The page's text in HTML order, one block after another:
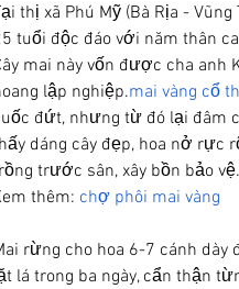
thị xã Phú Mỹ (Bà Rịa -
tuổi độc đáo với năm thân
mai này vốn được cha anh
lập nghiệp.mai vàng cổ
đứt, nhưng từ đó lại đâm
dáng cây đẹp, hoa nở rực
trước sân, xây bồn bảo vệ.
thêm: chợ phôi mai vàng
rừng cho hoa 6-7 cánh
lá trong ba ngày, cẩn thận